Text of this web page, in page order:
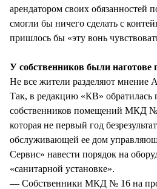
арендатором своих обязанностей
смогли бы ничего сделать с
пришлось бы «эту вонь
У собственников были наготове
Не все жители разделяют
Так, в редакцию «КВ» обратилась
собственников помещений
которая не первый год
обслуживающей ее дом
Сервис» навести порядок на
«санитарной установке».
— Собственники МКД № 16 на